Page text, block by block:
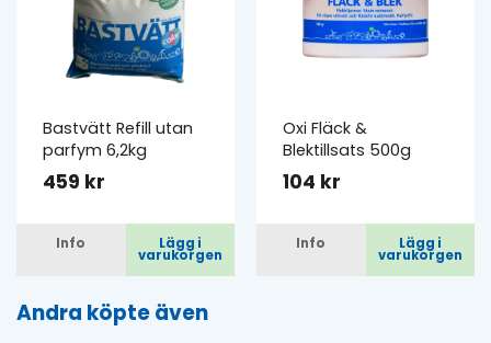
Bastvätt Refill utan
parfym 6,2kg
459 kr
Info Lägg i
varukorgen
Oxi Fläck &
Blektillsats 500g
104 kr
Info Lägg i
varukorgen
Andra köpte även